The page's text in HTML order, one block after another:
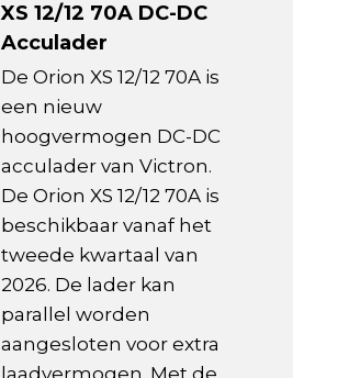
XS 12/12 70A DC-DC
Acculader
De Orion XS 12/12 70A is
een nieuw
hoogvermogen DC-DC
acculader van Victron.
De Orion XS 12/12 70A is
beschikbaar vanaf het
tweede kwartaal van
2026. De lader kan
parallel worden
aangesloten voor extra